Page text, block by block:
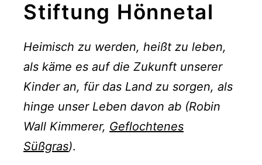
Stiftung Hönnetal
Heimisch zu werden, heißt zu leben,
als käme es auf die Zukunft unserer
Kinder an, für das Land zu sorgen, als
hinge unser Leben davon ab (Robin
Wall Kimmerer, Geflochtenes
Süßgras).